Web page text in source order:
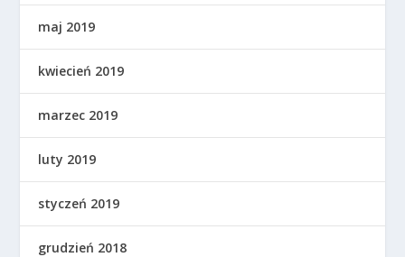
maj 2019
kwiecień 2019
marzec 2019
luty 2019
styczeń 2019
grudzień 2018